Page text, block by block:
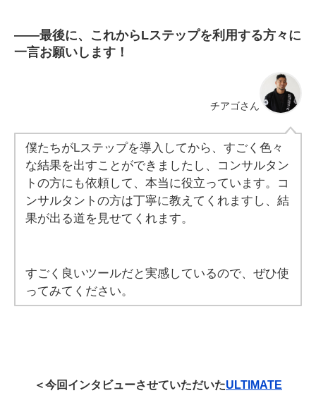
――最後に、これからLステップを利用する方々に
一言お願いします！
チアゴさん
僕たちがLステップを導入してから、すごく色々
な結果を出すことができましたし、コンサルタン
トの方にも依頼して、本当に役立っています。コ
ンサルタントの方は丁寧に教えてくれますし、結
果が出る道を見せてくれます。
すごく良いツールだと実感しているので、ぜひ使
ってみてください。
＜今回インタビューさせていただいたULTIMATE